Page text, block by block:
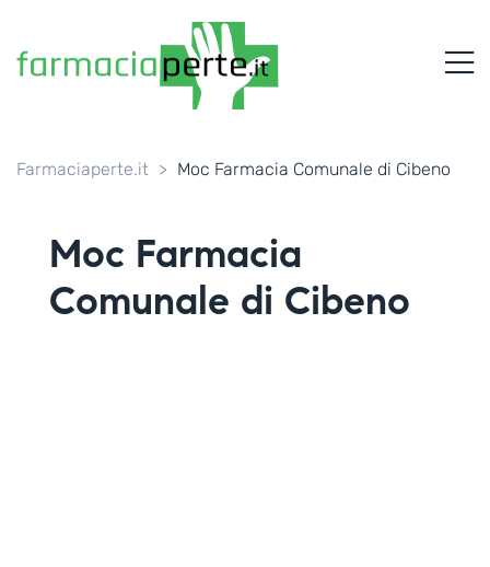
Servizi
Salute
Farmaciaperte.it > Moc Farmacia Comunale di Cibeno
Moc Farmacia
Comunale di Cibeno